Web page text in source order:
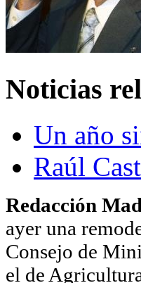
Noticias
Un año
Raúl
Redacción
ayer una
Consejo de
el de